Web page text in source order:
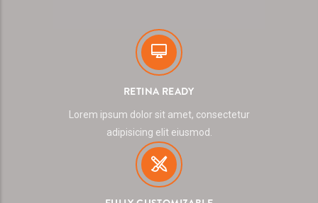
RETINA READY
Lorem ipsum dolor sit amet, consectetur
adipisicing elit eiusmod.